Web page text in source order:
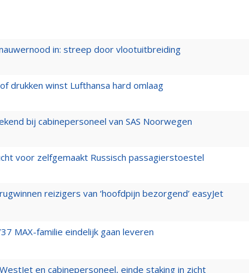
in: streep door vlootuitbreiding
drukken winst Lufthansa hard omlaag
bij cabinepersoneel van SAS Noorwegen
voor zelfgemaakt Russisch passagierstoestel
reizigers van ‘hoofdpijn bezorgend’ easyJet
MAX-familie eindelijk gaan leveren
en cabinepersoneel, einde staking in zicht